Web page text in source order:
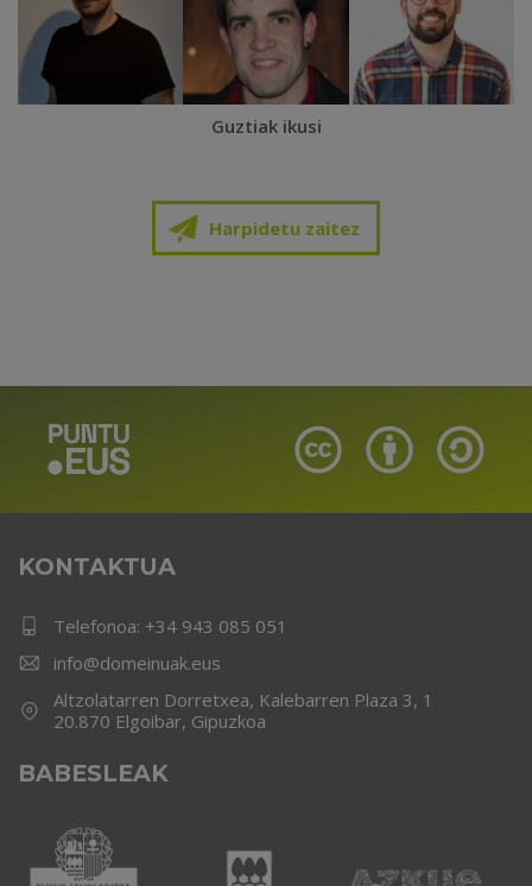
Guztiak ikusi
Harpidetu zaitez
KONTAKTUA
Telefonoa: +34 943 085 051
info@domeinuak.eus
Altzolatarren Dorretxea, Kalebarren Plaza 3, 1
20.870 Elgoibar, Gipuzkoa
BABESLEAK